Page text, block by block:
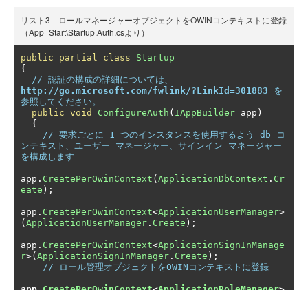
リスト3 ロールマネージャーオブジェクトをOWINコンテキストに登録
（App_Start\Startup.Auth.csより）
public partial class
Startup
{
// 認証の構成の詳細については、
http://go.microsoft.com/fwlink/?LinkId=301883 を
参照してください。
public void ConfigureAuth ( IAppBuilder app )
{
// 要求ごとに 1 つのインスタンスを使用するよう db コ
ンテキスト、ユーザー マネージャー、サインイン マネージャー
を構成します
app . CreatePerOwinContext ( ApplicationDbContext . Cr
eate );
app . CreatePerOwinContext<ApplicationUserManager>
( ApplicationUserManager . Create );
app . CreatePerOwinContext<ApplicationSignInManage
r>( ApplicationSignInManager . Create );
// ロール管理オブジェクトをOWINコンテキストに登録